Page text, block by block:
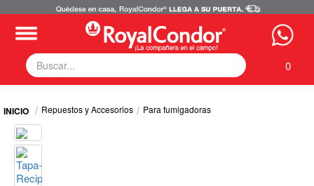
0
Fumigadoras
Equipos Motorizados
Respuestos y Accesorios
Tecnología de Aplicación
Zona Pecuaria
Repuestos y Accesorios Para fumigadoras